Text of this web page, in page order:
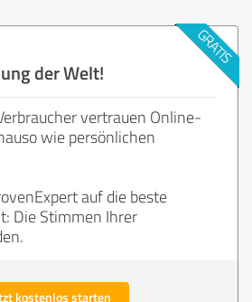
der Welt!
vertrauen Online-
wie persönlichen
auf die beste
Die Stimmen Ihrer
kostenlos starten